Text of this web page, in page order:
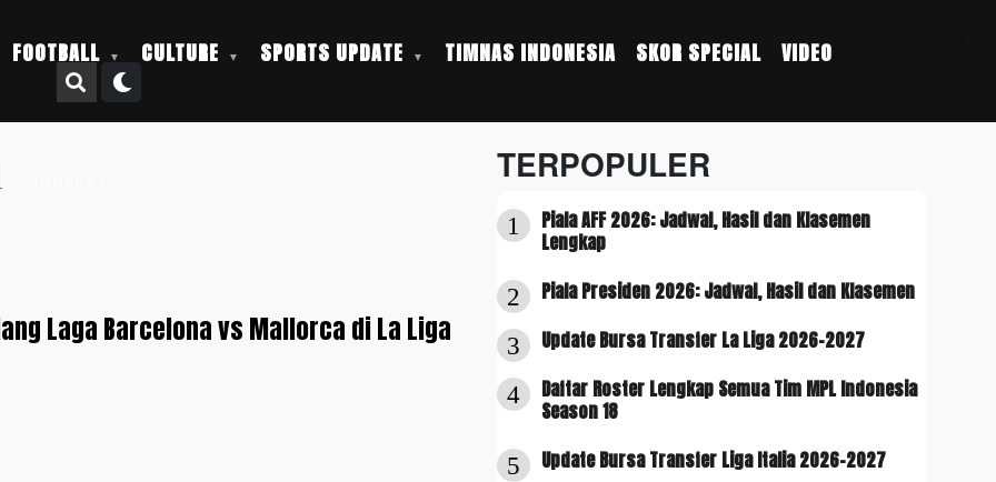
FOOTBALL CULTURE SPORTS UPDATE TIMNAS INDONESIA SKOR SPECIAL VIDEO
Laga Barcelona vs Mallorca di La Liga
TERPOPULER
1
Piala AFF 2026: Jadwal, Hasil dan Klasemen
Lengkap
2 Piala Presiden 2026: Jadwal, Hasil dan Klasemen
3 Update Bursa Transfer La Liga 2026-2027
4
Daftar Roster Lengkap Semua Tim MPL Indonesia
Season 18
5 Update Bursa Transfer Liga Italia 2026-2027